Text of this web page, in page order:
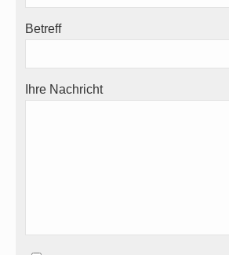
Betreff
Ihre Nachricht